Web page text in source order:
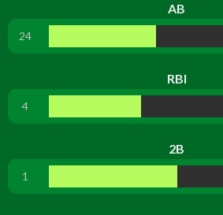
AB
24
RBI
4
2B
1